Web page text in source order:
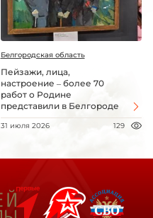
Белгородская область
Пейзажи, лица,
настроение – более 70
работ о Родине
представили в Белгороде
31 июля 2026 129